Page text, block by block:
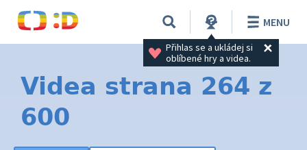
Přihlas se a ukládej si
oblíbené hry a videa.
MENU
Videa strana 264 z
600